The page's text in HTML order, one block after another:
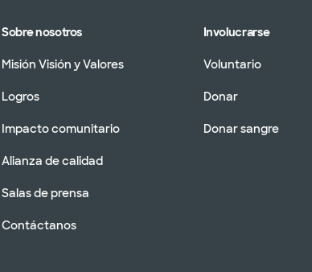
Sobre nosotros
Misión Visión y Valores
Logros
Impacto comunitario
Alianza de calidad
Salas de prensa
Contáctanos
Involucrarse
Voluntario
Donar
Donar sangre